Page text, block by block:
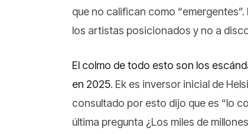
que no califican como
los artistas posicionados y no a
El colmo de todo esto son los
en 2025. Ek es inversor inicial de
consultado por esto dijo que es “lo
última pregunta ¿Los miles de